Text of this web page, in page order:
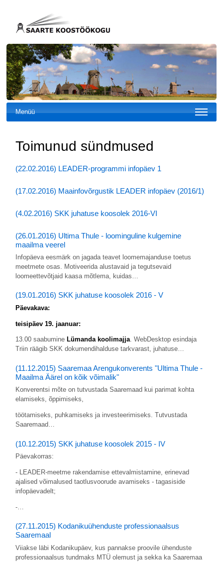
Menüü
Toimunud sündmused
(22.02.2016) LEADER-programmi infopäev 1
(17.02.2016) Maainfovõrgustik LEADER infopäev (2016/1)
(4.02.2016) SKK juhatuse koosolek 2016-VI
(26.01.2016) Ultima Thule - loominguline kulgemine
maailma veerel
Infopäeva eesmärk on jagada teavet loomemajanduse toetus
meetmete osas. Motiveerida alustavaid ja tegutsevaid
loomeettevõtjaid kaasa mõtlema, kuidas…
(19.01.2016) SKK juhatuse koosolek 2016 - V
Päevakava:
teisipäev 19. jaanuar:
13.00 saabumine Lümanda koolimajja. WebDesktop esindaja
Triin räägib SKK dokumendihalduse tarkvarast, juhatuse…
(11.12.2015) Saaremaa Arengukonverents "Ultima Thule -
Maailma Äärel on kõik võimalik"
Konverentsi mõte on tutvustada Saaremaad kui parimat kohta
elamiseks, õppimiseks,
töötamiseks, puhkamiseks ja investeerimiseks. Tutvustada
Saaremaad…
(10.12.2015) SKK juhatuse koosolek 2015 - IV
Päevakorras:
- LEADER-meetme rakendamise ettevalmistamine, erinevad
ajalised võimalused taotlusvoorude avamiseks - tagasiside
infopäevadelt;
-…
(27.11.2015) Kodanikuühenduste professionaalsus
Saaremaal
Viiakse läbi Kodanikupäev, kus pannakse proovile ühenduste
professionaalsus tundmaks MTÜ olemust ja sekka ka Saaremaa